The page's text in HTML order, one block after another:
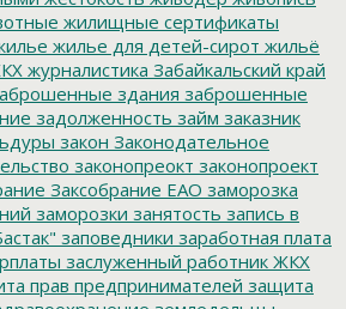
жилищные сертификаты
жилье для детей-сирот жильё
журналистика Забайкальский край
здания заброшенные
задолженность займ заказник
закон Законодательное
законопреокт законопроект
Заксобрание ЕАО заморозка
заморозки занятость запись в
заповедники заработная плата
заслуженный работник ЖКХ
прав предпринимателей защита